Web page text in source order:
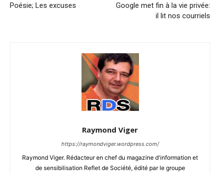
Poésie; Les excuses
Google met fin à la vie privée:
il lit nos courriels
Raymond Viger
https://raymondviger.wordpress.com/
Raymond Viger. Rédacteur en chef du magazine d'information et
de sensibilisation Reflet de Société, édité par le groupe